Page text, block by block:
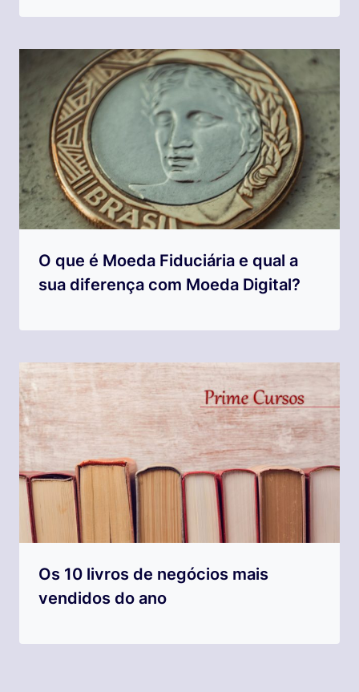
O que é Moeda Fiduciária e qual a
sua diferença com Moeda Digital?
Os 10 livros de negócios mais
vendidos do ano